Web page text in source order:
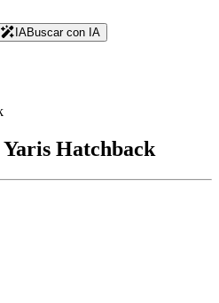
IABuscar con IA
Hatchback